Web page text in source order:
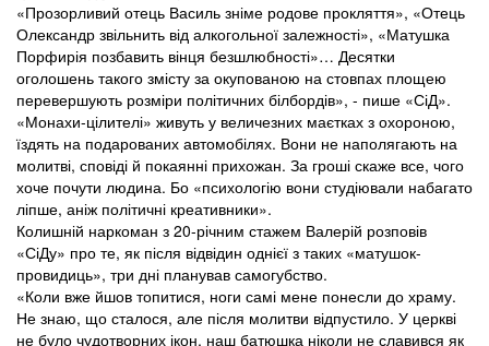
«Прозорливий отець Василь зніме родове прокляття», «Отець
Олександр звільнить від алкогольної залежності», «Матушка
Порфирія позбавить вінця безшлюбності»… Десятки
оголошень такого змісту за окупованою на стовпах площею
перевершують розміри політичних білбордів», - пише «СіД».
«Монахи-цілителі» живуть у величезних маєтках з охороною,
їздять на подарованих автомобілях. Вони не наполягають на
молитві, сповіді й покаянні прихожан. За гроші скаже все, чого
хоче почути людина. Бо «психологію вони студіювали набагато
ліпше, аніж політичні креативники».
Колишній наркоман з 20-річним стажем Валерій розповів
«СіДу» про те, як після відвідин однієї з таких «матушок-
провидиць», три дні планував самогубство.
«Коли вже йшов топитися, ноги самі мене понесли до храму.
Не знаю, що сталося, але після молитви відпустило. У церкві
не було чудотворних ікон, наш батюшка ніколи не славився як